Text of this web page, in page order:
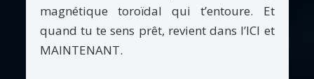
magnétique toroïdal qui t’entoure. Et
quand tu te sens prêt, revient dans l’ICI et
MAINTENANT.